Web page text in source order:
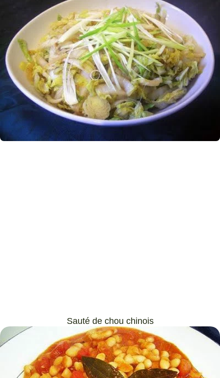
Sauté de chou chinois